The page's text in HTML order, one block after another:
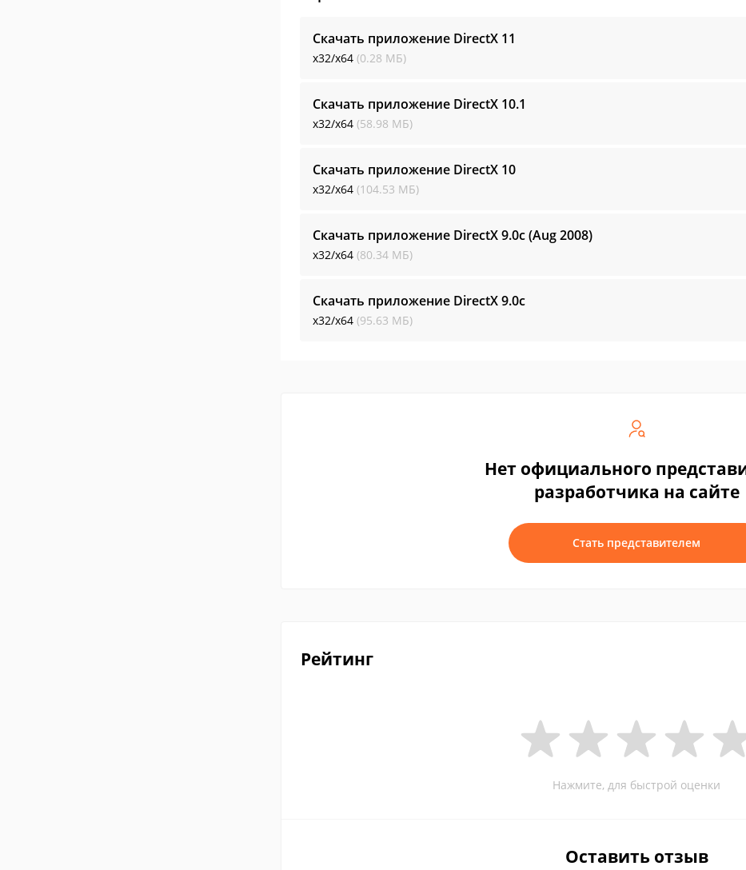
Скачать приложение DirectX 11
x32/x64 (0.28 МБ)
Скачать приложение DirectX 10.1
x32/x64 (58.98 МБ)
Скачать приложение DirectX 10
x32/x64 (104.53 МБ)
Скачать приложение DirectX9.0c (Aug 2008)
x32/x64 (80.34 МБ)
Скачать приложение DirectX9.0c
x32/x64 (95.63 МБ)
Нет официального
разработчика на сайте
Стать представителем
Рейтинг
Нажмите, для быстрой оценки
Оставить отзыв